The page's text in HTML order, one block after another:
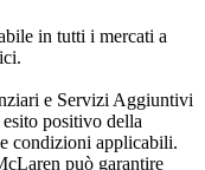
in tutti i mercati a
e Servizi Aggiuntivi
positivo della
condizioni applicabili.
può garantire